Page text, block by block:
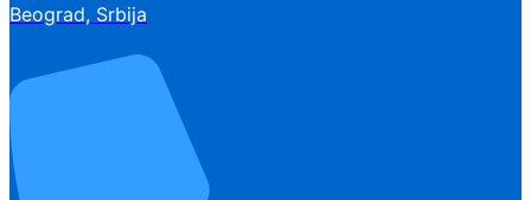
Beograd, Srbija